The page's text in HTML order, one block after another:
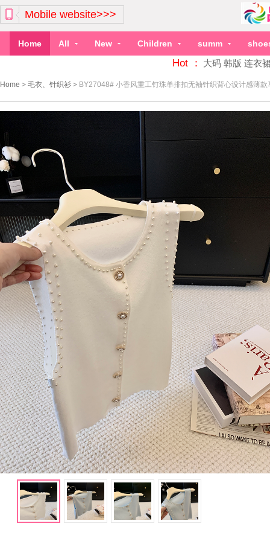
Mobile website>>>
Home All New Children summ
Hot ： 大码 韩版 连衣
Home > 毛衣、针织衫 > BY27048# 小香风重工钉珠单排扣无袖针织背心设计感薄